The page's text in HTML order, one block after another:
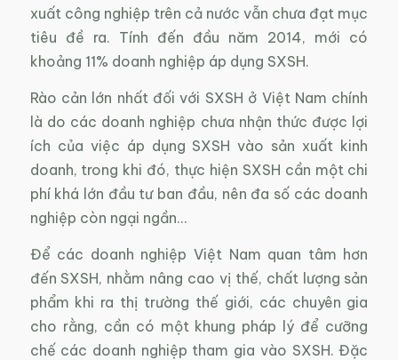
xuất công nghiệp trên cả nước vẫn chưa đạt mục
tiêu đề ra. Tính đến đầu năm 2014, mới có
khoảng 11% doanh nghiệp áp dụng SXSH.
Rào cản lớn nhất đối với SXSH ở Việt Nam chính
là do các doanh nghiệp chưa nhận thức được lợi
ích của việc áp dụng SXSH vào sản xuất kinh
doanh, trong khi đó, thực hiện SXSH cần một chi
phí khá lớn đầu tư ban đầu, nên đa số các doanh
nghiệp còn ngại ngần…
Để các doanh nghiệp Việt Nam quan tâm hơn
đến SXSH, nhằm nâng cao vị thế, chất lượng sản
phẩm khi ra thị trường thế giới, các chuyên gia
cho rằng, cần có một khung pháp lý để cưỡng
chế các doanh nghiệp tham gia vào SXSH. Đặc